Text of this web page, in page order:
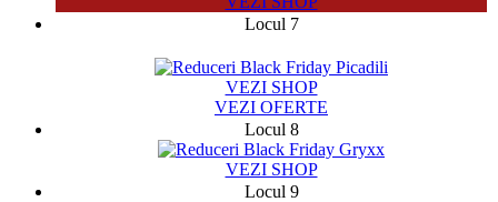
Locul 7
VEZI SHOP
VEZI OFERTE
Locul 8
VEZI SHOP
Locul 9